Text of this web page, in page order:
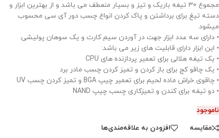
مجموع 30 تیغه باریک و تیز و بسیار منعطف می باشد و از بهترین ابزار و
دسته تیغ برای برداشتن و پاک کردن انواع چسب دور آی سی محسوب
میشود.
• دارای سه عدد ابزار جهت در آوردن سیم کارت و یک سوهان پولیشی.
• این ابزار دارای قابلیت های زیر می باشد:
• یک تیغه هلالی برای تعمیر پردازنده های CPU
• یک چاقو کج برای باز کردن و تمیز کردن چسب مادر برد
• چاقوی خراش ماده لحیم برای تعمیر چیپ BGA و تمیز کردن چسب UV
• دو تیغه برای کندن و تمیزکاری چسب چیپ NAND
ناموجود
مقایسه
افزودن به علاقه‌مندی‌ها